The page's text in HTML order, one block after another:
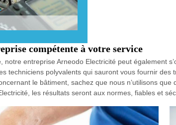
compétente à votre service
notre entreprise Arneodo Electricité peut également
techniciens polyvalents qui sauront vous fournir
le bâtiment, sachez que nous n’utilisons
les résultats seront aux normes, fiables et